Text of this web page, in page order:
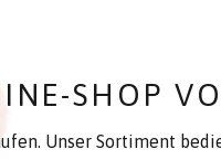
SHOP
Unser Sortiment